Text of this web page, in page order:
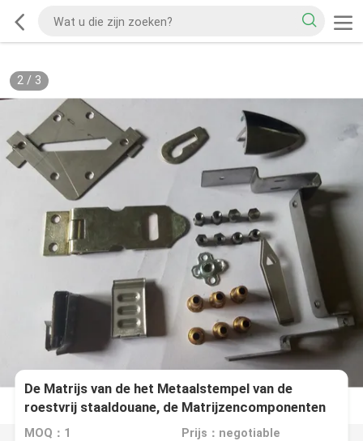
2/ 3
De Matrijs van de het Metaalstempel van de
roestvrij staaldouane, de Matrijzencomponenten
die van het Bladmetaal Vervaardigingsdelen
MOQ：1 Prijs：negotiable